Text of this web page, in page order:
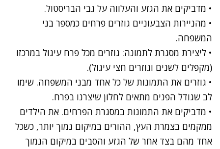
• מדביקים את הגזע והעלווה על גבי הבריסטול.
• מהניירות הצבעוניים גוזרים פרחים כמספר בני
המשפחה.
• ליצירת מסגרת לתמונה: גוזרים מכל פרח עיגול במרכזו
(מקפלים לשנים וגוזרים חצי עיגול).
• גוזרים את התמונות של כל אחד מבני המשפחה. שימו
לב שגודל הפנים מתאים לחלון שיצרנו בפרח.
• מדביקים את התמונות במסגרת הפרחים. את הילדים
ממקמים בצמרת העץ, ההורים במיקום נמוך יותר, כשכל
אחד מהם בצד אחר של הגזע והסבים במיקום הנמוך